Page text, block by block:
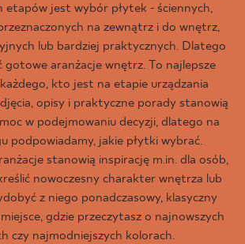
etapów jest wybór płytek - ściennych,
na zewnątrz i do wnętrz,
lub bardziej praktycznych. Dlatego
aranżacje wnętrz. To najlepsze
kto jest na etapie urządzania
opisy i praktyczne porady stanowią
w podejmowaniu decyzji, dlatego na
podpowiadamy, jakie płytki wybrać.
stanowią inspirację m.in. dla osób,
nowoczesny charakter wnętrza lub
z niego ponadczasowy, klasyczny
gdzie przeczytasz o najnowszych
czy najmodniejszych kolorach.